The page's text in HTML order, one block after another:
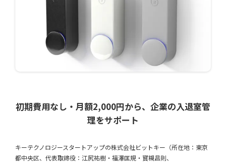
初期費用なし・月額2,000円から、企業の入退室管
理をサポート
キーテクノロジースタートアップの株式会社ビットキー（所在地：東京
都中央区、代表取締役：江尻祐樹・福澤匡規・寳槻昌則、